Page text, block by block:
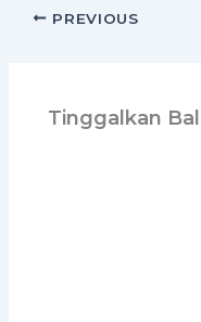
PREVIOUS
Tinggalkan